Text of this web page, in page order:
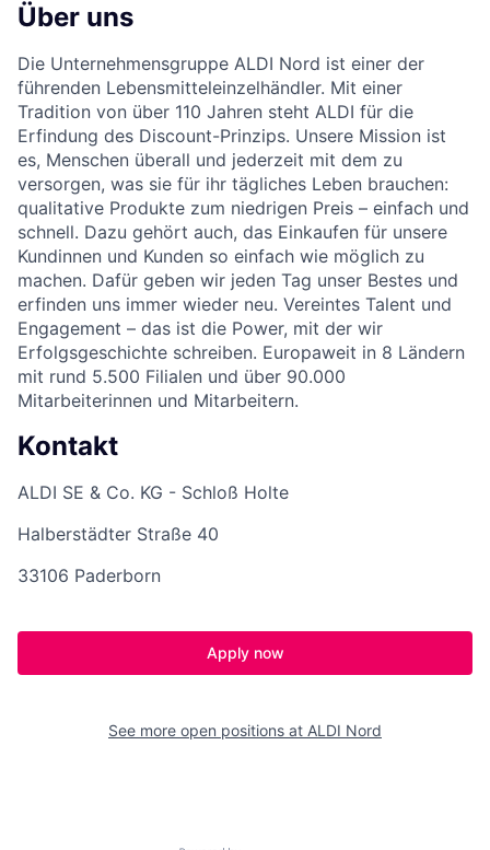
Über uns
Die Unternehmensgruppe ALDI Nord ist einer der
führenden Lebensmitteleinzelhändler. Mit einer
Tradition von über 110 Jahren steht ALDI für die
Erfindung des Discount-Prinzips. Unsere Mission ist
es, Menschen überall und jederzeit mit dem zu
versorgen, was sie für ihr tägliches Leben brauchen:
qualitative Produkte zum niedrigen Preis – einfach und
schnell. Dazu gehört auch, das Einkaufen für unsere
Kundinnen und Kunden so einfach wie möglich zu
machen. Dafür geben wir jeden Tag unser Bestes und
erfinden uns immer wieder neu. Vereintes Talent und
Engagement – das ist die Power, mit der wir
Erfolgsgeschichte schreiben. Europaweit in 8 Ländern
mit rund 5.500 Filialen und über 90.000
Mitarbeiterinnen und Mitarbeitern.
Kontakt
ALDI SE & Co. KG - Schloß Holte
Halberstädter Straße 40
33106 Paderborn
Apply now
See more open positions at ALDI Nord